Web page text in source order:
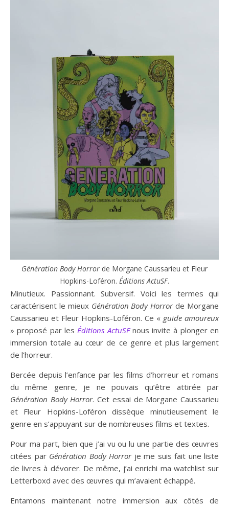
Génération Body Horror de Morgane Caussarieu et Fleur
Hopkins-Loféron. Éditions ActuSF.
Minutieux. Passionnant. Subversif. Voici les termes qui
caractérisent le mieux Génération Body Horrorde Morgane
Caussarieu et Fleur Hopkins-Loféron. Ce « guide amoureux
» proposé par lesÉditions ActuSFnous invite à plonger en
immersion totale au cœur de ce genre et plus largement
de l’horreur.
Bercée depuis l’enfance par les films d’horreur et romans
du même genre, je ne pouvais qu’être attirée par
Génération Body Horror. Cet essai de Morgane Caussarieu
et Fleur Hopkins-Loféron dissèque minutieusement le
genre en s’appuyant sur de nombreuses films et textes.
Pour ma part, bien que j’ai vu ou lu une partie des œuvres
citées par Génération Body Horrorje me suis fait une liste
de livres à dévorer. De même, j’ai enrichi ma watchlist sur
Letterboxd avec des œuvres qui m’avaient échappé.
Entamons maintenant notre immersion aux côtés de